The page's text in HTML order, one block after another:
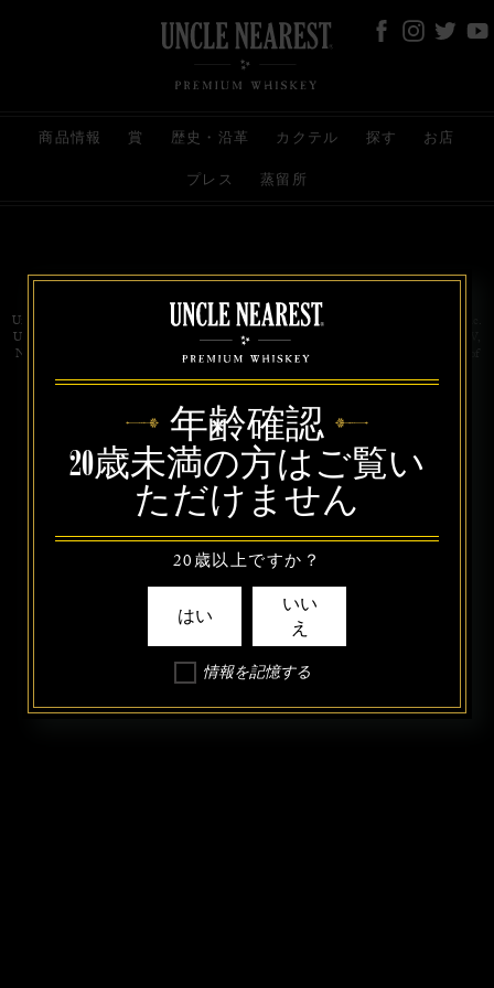
商品情報 賞 歴史・沿革 カクテル 探す お店
プレス 蒸留所
お問い合わせ 代理店 規約と条件
プライバシー
Uncle Nearest Premium Whiskey is wholly and independently owned by Uncle Nearest, Inc.
UNCLE NEAREST, THE BEST WHISKEY MAKER THE WORLD NEVER KNEW,
NATHAN GREEN, NEAREST GREEN, and DRINK HONORABLY are trademarks of
年齢確認
20歳未満の方はご覧い
ただけません
20歳以上ですか？
はい
いい
え
情報を記憶する